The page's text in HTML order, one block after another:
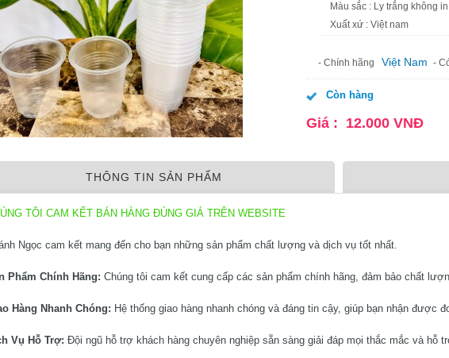
Màu sắc : Ly trắng không
Xuất xứ : Việt nam
- Chính hãng Việt Nam -
Còn hàng
Giá : 12.000 VNĐ
THÔNG TIN SẢN PHẨM
TÔI CAM KẾT BÁN HÀNG ĐÚNG GIÁ TRÊN WEBSITE
Ngọc cam kết mang đến cho bạn những sản phẩm chất lượng và dịch vụ tốt nhất.
Phẩm Chính Hãng: Chúng tôi cam kết cung cấp các sản phẩm chính hãng, đảm bảo chất
Hàng Nhanh Chóng: Hệ thống giao hàng nhanh chóng và đáng tin cậy, giúp bạn nhận được
Vụ Hỗ Trợ: Đội ngũ hỗ trợ khách hàng chuyên nghiệp sẵn sàng giải đáp mọi thắc mắc và hỗ